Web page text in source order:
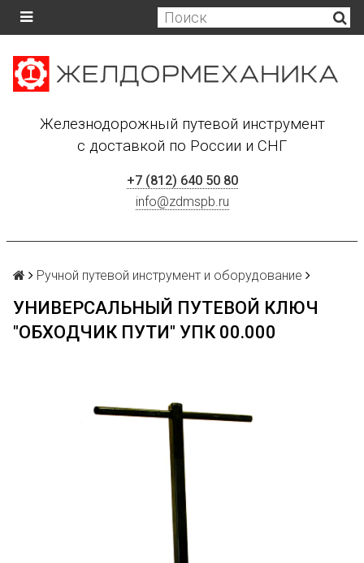
Железнодорожный путевой инструмент
с доставкой по России и СНГ
+7 (812) 640 50 80
info@zdmspb.ru
Ручной путевой инструмент и оборудование
УНИВЕРСАЛЬНЫЙ ПУТЕВОЙ КЛЮЧ
"ОБХОДЧИК ПУТИ" УПК 00.000